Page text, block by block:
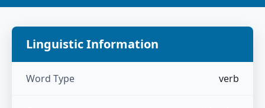
Linguistic Information
Word Type verb